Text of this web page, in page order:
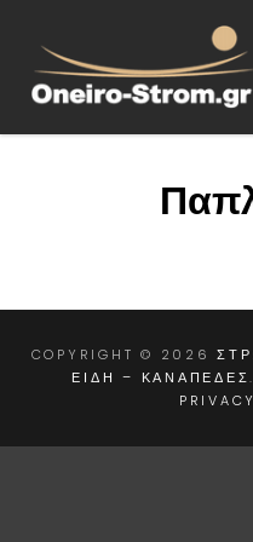
COPYRIGHT © 2026
ΕΙΔΗ – ΚΑΝΑΠΕΔΕΣ